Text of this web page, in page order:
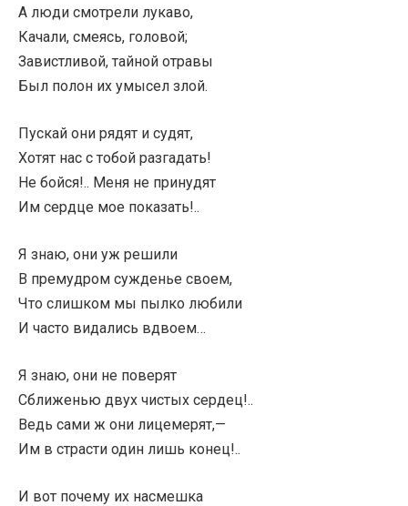
А люди смотрели лукаво,
Качали, смеясь, головой;
Завистливой, тайной отравы
Был полон их умысел злой.
Пускай они рядят и судят,
Хотят нас с тобой разгадать!
Не бойся!.. Меня не принудят
Им сердце мое показать!..
Я знаю, они уж решили
В премудром сужденье своем,
Что слишком мы пылко любили
И часто видались вдвоем…
Я знаю, они не поверят
Сближенью двух чистых сердец!..
Ведь сами ж они лицемерят,—
Им в страсти один лишь конец!..
И вот почему их насмешка